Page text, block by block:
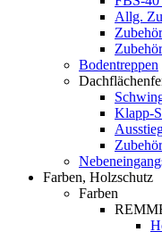
Allg.
Bodentreppen
Klapp-
Zubehör
Farben, Holzschutz
Farben